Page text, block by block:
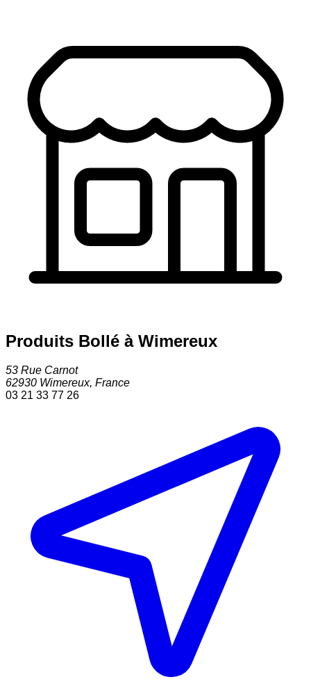
Produits Bollé à Wimereux
53 Rue Carnot
62930 Wimereux, France
03 21 33 77 26